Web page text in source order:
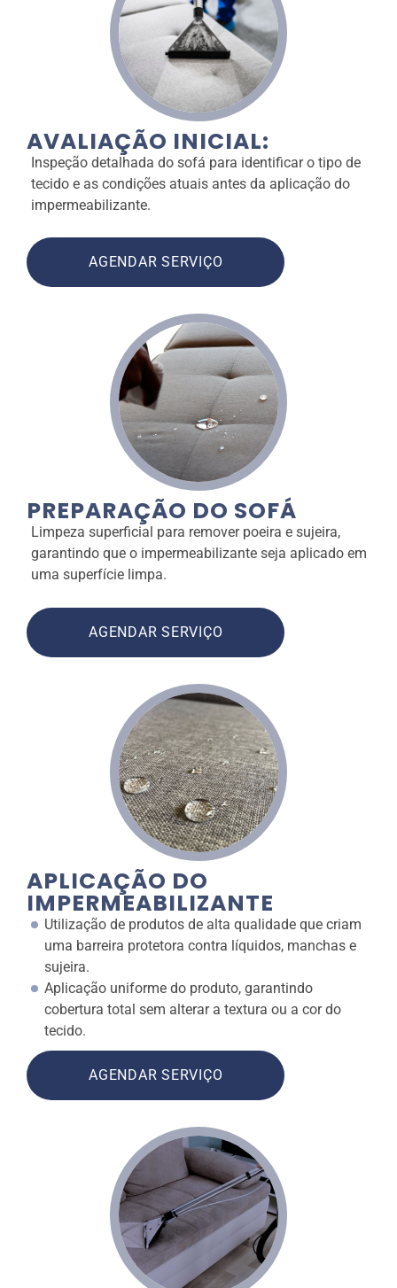
AVALIAÇÃO INICIAL:
Inspeção detalhada do sofá para identificar o tipo de
tecido e as condições atuais antes da aplicação do
impermeabilizante.
AGENDAR SERVIÇO
PREPARAÇÃO DO SOFÁ
Limpeza superficial para remover poeira e sujeira,
garantindo que o impermeabilizante seja aplicado em
uma superfície limpa.
AGENDAR SERVIÇO
APLICAÇÃO DO
IMPERMEABILIZANTE
Utilização de produtos de alta qualidade que criam
uma barreira protetora contra líquidos, manchas e
sujeira.
Aplicação uniforme do produto, garantindo
cobertura total sem alterar a textura ou a cor do
tecido.
AGENDAR SERVIÇO